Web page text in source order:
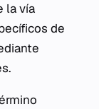
la vía
de